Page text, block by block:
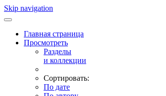
Skip navigation
Главная страница
Просмотреть
Разделы
и коллекции
Сортировать:
По дате